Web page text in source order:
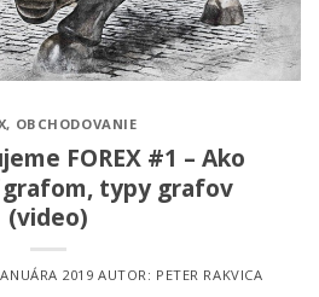
, OBCHODOVANIE
FOREX #1 – Ako
typy grafov
(video)
2019 AUTOR: PETER RAKVICA